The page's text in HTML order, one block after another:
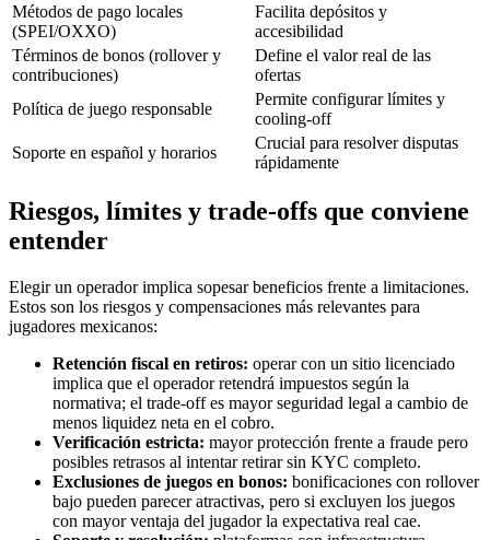
Métodos de pago locales
(SPEI/OXXO)
Facilita depósitos y
accesibilidad
Términos de bonos (rollover y
contribuciones)
Define el valor real de las
ofertas
Política de juego responsable
Permite configurar límites y
cooling-off
Soporte en español y horarios
Crucial para resolver disputas
rápidamente
Riesgos, límites y trade-offs que conviene
entender
Elegir un operador implica sopesar beneficios frente a limitaciones.
Estos son los riesgos y compensaciones más relevantes para
jugadores mexicanos:
Retención fiscal en retiros: operar con un sitio licenciado
implica que el operador retendrá impuestos según la
normativa; el trade-off es mayor seguridad legal a cambio de
menos liquidez neta en el cobro.
Verificación estricta: mayor protección frente a fraude pero
posibles retrasos al intentar retirar sin KYC completo.
Exclusiones de juegos en bonos: bonificaciones con rollover
bajo pueden parecer atractivas, pero si excluyen los juegos
con mayor ventaja del jugador la expectativa real cae.